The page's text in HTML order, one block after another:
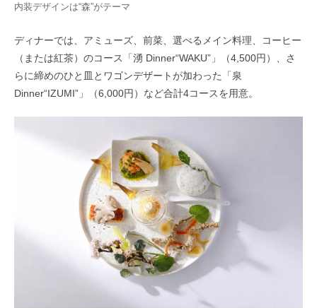
内装デザインは“森”がテーマ
ディナーでは、アミューズ、前菜、選べるメイン料理、コーヒー
（または紅茶）のコース「湧 Dinner“WAKU”」（4,500円）、さ
らに締めのひと皿とワゴンデザートが加わった「泉
Dinner“IZUMI”」（6,000円）など合計4コースを用意。